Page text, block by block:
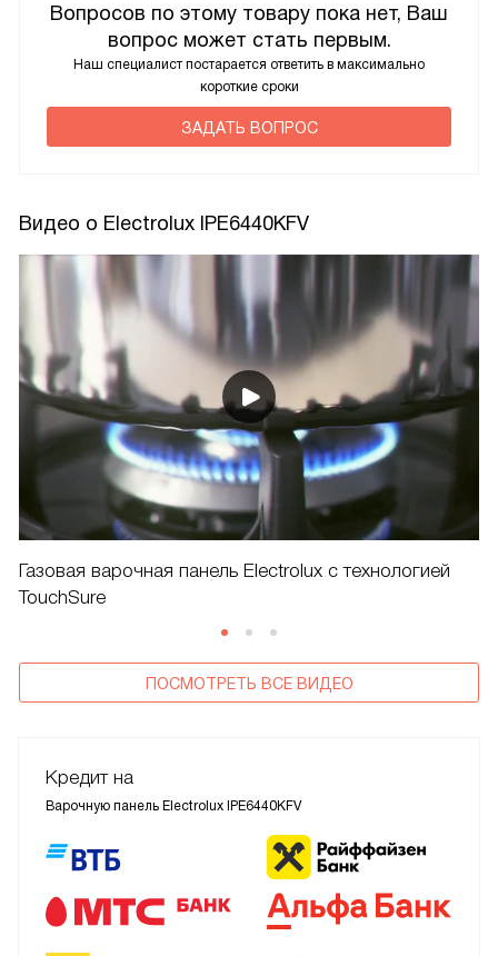
Вопросов по этому товару пока нет, Ваш
вопрос может стать первым.
Наш специалист постарается ответить в максимально
короткие сроки
ЗАДАТЬ ВОПРОС
Видео о Electrolux IPE6440KFV
Газовая варочная панель Electrolux с технологией
TouchSure
ПОСМОТРЕТЬ ВСЕ ВИДЕО
Кредит на
Варочную панель Electrolux IPE6440KFV